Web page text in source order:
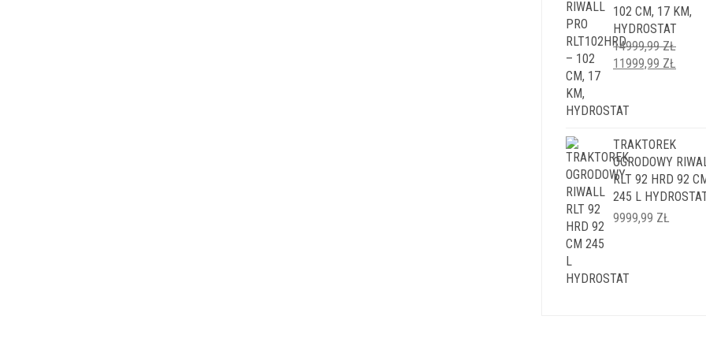
102 CM, 17 KM,
HYDROSTAT
14999,99ZŁ
PIERWOTNA
14999,99 ZŁ.
11999,99 ZŁ
TRAKTOREK
OGRODOWY
RLT 92 HRD 92
245 L
9999,99 ZŁ